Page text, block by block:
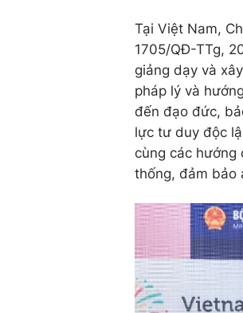
​Tại Việt Nam,
1705/QĐ-TTg,
giảng dạy và
pháp lý và
đến đạo đức,
lực tư duy độc
cùng các hướng
thống, đảm bảo